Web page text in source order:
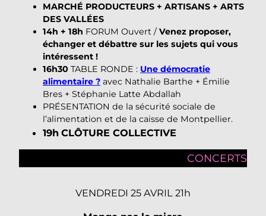
MARCHÉ PRODUCTEURS + ARTISANS + ARTS
DES VALLÉES
14h + 18h FORUM Ouvert /Venez proposer,
échanger et débattre sur les sujets qui vous
intéressent !
16h30 TABLE RONDE : Une démocratie
alimentaire ? avec Nathalie Barthe + Émilie
Bres + Stéphanie Latte Abdallah
PRÉSENTATION de la sécurité sociale de
l’alimentation et de la caisse de Montpellier.
19h CLÔTURE COLLECTIVE
CONCERTS
VENDREDI 25 AVRIL 21h